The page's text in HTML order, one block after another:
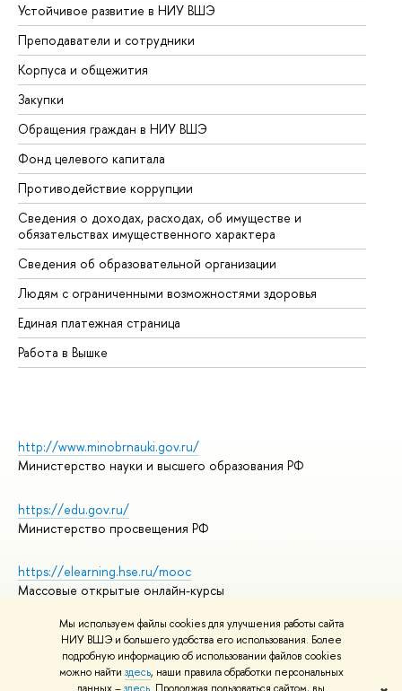
Мы используем файлы cookies для улучшения работы сайта
НИУ ВШЭ и большего удобства его использования. Более
подробную информацию об использовании файлов cookies
можно найти здесь, наши правила обработки персональных
Устойчивое развитие в НИУ ВШЭ
Преподаватели и сотрудники
Корпуса и общежития
Закупки
Обращения граждан в НИУ ВШЭ
Фонд целевого капитала
Противодействие коррупции
Сведения о доходах, расходах, об имуществе и
обязательствах имущественного характера
Сведения об образовательной организации
Людям с ограниченными возможностями здоровья
Единая платежная страница
Работа в Вышке
http://www.minobrnauki.gov.ru/
Министерство науки и высшего образования РФ
https://edu.gov.ru/
Министерство просвещения РФ
https://elearning.hse.ru/mooc
Массовые открытые онлайн-курсы
© НИУ ВШЭ 1993–2026
Адреса и контакты
Условия использования материалов